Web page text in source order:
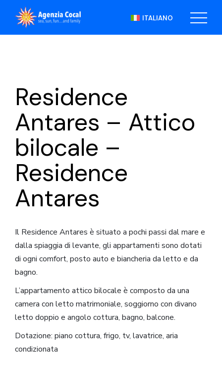
content
ITALIANO
Residence
Antares – Attico
bilocale –
Residence
Antares
Il Residence Antares è situato a pochi passi dal mare e
dalla spiaggia di levante, gli appartamenti sono dotati
di ogni comfort, posto auto e biancheria da letto e da
bagno.
L’appartamento attico bilocale è composto da una
camera con letto matrimoniale, soggiorno con divano
letto doppio e angolo cottura, bagno, balcone.
Dotazione: piano cottura, frigo, tv, lavatrice, aria
condizionata